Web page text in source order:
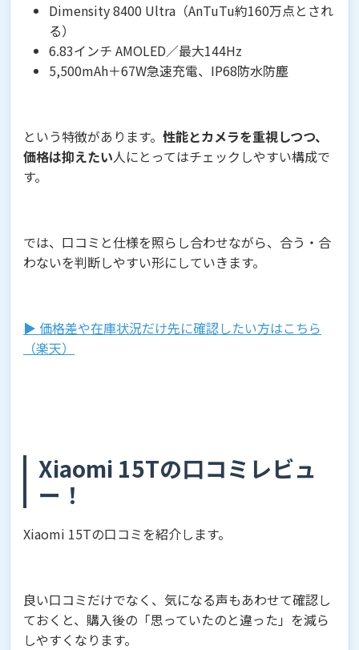
Dimensity 8400 Ultra（AnTuTu約160万点とされ
る）
6.83インチ AMOLED／最大144Hz
5,500mAh＋67W急速充電、IP68防水防塵
という特徴があります。 性能とカメラを重視しつつ、
価格は抑えたい人にとってはチェックしやすい構成で
す。
では、口コミと仕様を照らし合わせながら、合う・合
わないを判断しやすい形にしていきます。
▶︎ 価格差や在庫状況だけ先に確認したい方はこちら
（楽天）
Xiaomi 15Tの口コミレビュ
ー！
Xiaomi 15Tの口コミを紹介します。
良い口コミだけでなく、気になる声もあわせて確認し
ておくと、購入後の「思っていたのと違った」を減ら
しやすくなります。